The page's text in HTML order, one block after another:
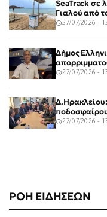
ΡΟΗ ΕΙΔΗΣΕΩΝ
SeaTrack σε
Γιαλού από
27/07/2026 -
Δήμος
27/07/2026 -
27/07/2026 -